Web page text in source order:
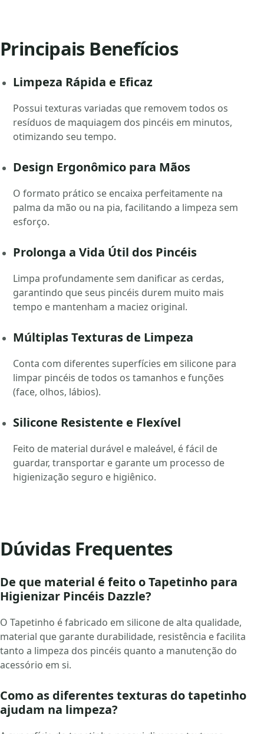
Principais Benefícios
Limpeza Rápida e Eficaz
Possui texturas variadas que removem todos os
resíduos de maquiagem dos pincéis em minutos,
otimizando seu tempo.
Design Ergonômico para Mãos
O formato prático se encaixa perfeitamente na
palma da mão ou na pia, facilitando a limpeza sem
esforço.
Prolonga a Vida Útil dos Pincéis
Limpa profundamente sem danificar as cerdas,
garantindo que seus pincéis durem muito mais
tempo e mantenham a maciez original.
Múltiplas Texturas de Limpeza
Conta com diferentes superfícies em silicone para
limpar pincéis de todos os tamanhos e funções
(face, olhos, lábios).
Silicone Resistente e Flexível
Feito de material durável e maleável, é fácil de
guardar, transportar e garante um processo de
higienização seguro e higiênico.
Dúvidas Frequentes
De que material é feito o Tapetinho para
Higienizar Pincéis Dazzle?
O Tapetinho é fabricado em silicone de alta qualidade,
material que garante durabilidade, resistência e facilita
tanto a limpeza dos pincéis quanto a manutenção do
acessório em si.
Como as diferentes texturas do tapetinho
ajudam na limpeza?